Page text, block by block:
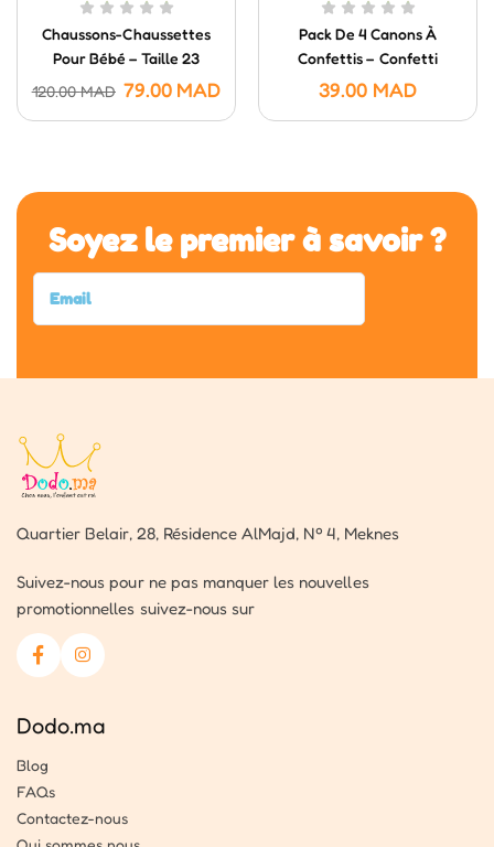
Chaussons-Chaussettes
Pour Bébé – Taille 23
120.00MAD 79.00 MAD
Pack De 4 Canons À
Confettis – Confetti
Poppers (20 Cm)
39.00 MAD
Soyez le premier à savoir ?
Quartier Belair, 28, Résidence AlMajd, Nº 4, Meknes
Suivez-nous pour ne pas manquer les nouvelles
promotionnelles suivez-nous sur
Dodo.ma
Blog
FAQs
Contactez-nous